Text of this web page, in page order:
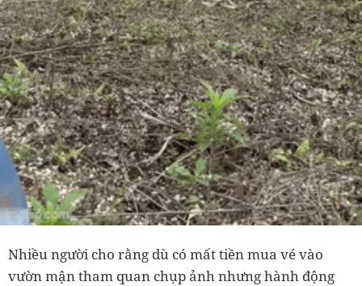
Nhiều người cho rằng dù có mất tiền mua vé vào
vườn mận tham quan chụp ảnh nhưng hành động